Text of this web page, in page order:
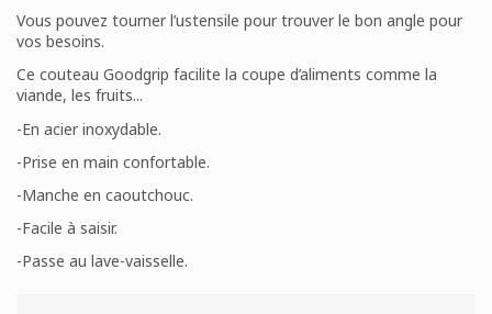
Vous pouvez tourner l’ustensile pour trouver le bon angle pour
vos besoins.
Ce couteau Goodgrip facilite la coupe d’aliments comme la
viande, les fruits...
-En acier inoxydable.
-Prise en main confortable.
-Manche en caoutchouc.
-Facile à saisir.
-Passe au lave-vaisselle.